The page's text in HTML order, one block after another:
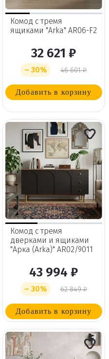
Комод с тремя
ящиками "Arka" AR06-F2
32 621 ₽
– 30% 46 601 ₽
Добавить в корзину
Комод с тремя
дверками и ящиками
"Арка (Arka)" AR02/9011
43 994 ₽
– 30% 62 849 ₽
Добавить в корзину